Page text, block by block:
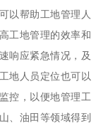
以帮助工地管理人
工地管理的效率和
响应紧急情况，及
地人员定位也可以
控，以便地管理工
、油田等领域得到